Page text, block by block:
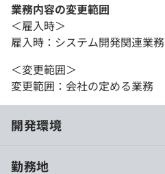
業務内容の変更範囲
＜雇入時＞
雇入時：システム開発関連業務
＜変更範囲＞
変更範囲：会社の定める業務
開発環境
勤務地